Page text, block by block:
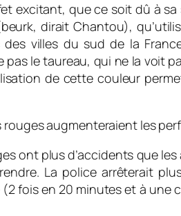
excitant, que ce soit dû à
dirait Chantou),
villes du sud de la
le taureau, qui ne la voit
de cette couleur
augmenteraient les
ont plus d’accidents que
La police arrêterait
fois en 20 minutes et à une